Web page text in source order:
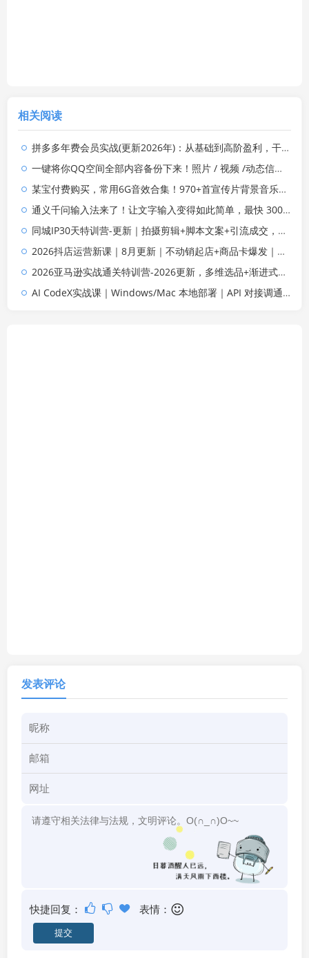
相关阅读
拼多多年费会员实战(更新2026年)：从基础到高阶盈利，干货拉满，帮你建立稳定盈利运营知识体系
一键将你QQ空间全部内容备份下来！照片 / 视频 /动态信息全存本地，Github最新开源项目 QzoneArchive
某宝付费购买，常用6G音效合集！970+首宣传片背景音乐，无版权可商用大气素材，分类清晰，高质量内容
通义千问输入法来了！让文字输入变得如此简单，最快 300 字/分，AI 自动润色，说话秒变工整文字
同城IP30天特训营-更新｜拍摄剪辑+脚本文案+引流成交，打爆本地流量提升门店业绩实操教学
2026抖店运营新课｜8月更新｜不动销起店+商品卡爆发｜达人玩法+店群批量复制｜轻松玩转抖音小店全域流量
2026亚马逊实战通关特训营-2026更新，多维选品+渐进式打法+AI应用，从0到1打造盈利店铺
AI CodeX实战课｜Windows/Mac 本地部署｜API 对接调通｜Skill 自制｜漫剧剪辑｜网站 VR 项目｜AI项目落地全教程
发表评论
快捷回复： 表情：